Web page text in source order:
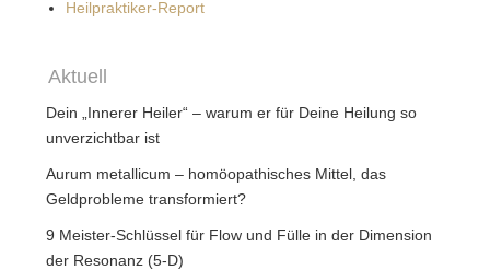
Heilpraktiker-Report
Aktuell
Dein „Innerer Heiler“ – warum er für Deine Heilung so
unverzichtbar ist
Aurum metallicum – homöopathisches Mittel, das
Geldprobleme transformiert?
9 Meister-Schlüssel für Flow und Fülle in der Dimension
der Resonanz (5-D)